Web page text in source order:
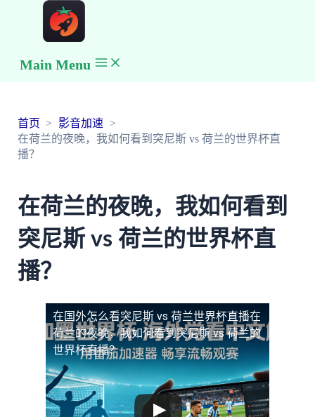
Main Menu
首页
影音加速
在荷兰的夜晚，我如何看到突尼斯 vs 荷兰的世界杯直
播？
在荷兰的夜晚，我如何看到
突尼斯 vs 荷兰的世界杯直
播？
在国外怎么看突尼斯 vs 荷兰世界杯直播在
荷兰的夜晚，我如何看到突尼斯 vs 荷兰的
世界杯直播？